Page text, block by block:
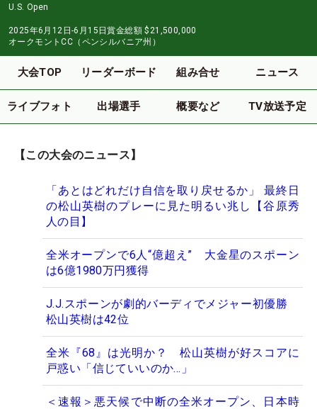
U.S. Open
2025年6月12日-6月15日賞金総額 $21,500,000
オークモントCC（ペンシルバニア州）
大会TOP リーダーボード 組み合せ ニュース
ライブフォト 出場選手 概要など TV放送予定
【この大会のニュース】
「あとはどれだけ自信を取り戻せるか」 最終日
の松山英樹のプレーに見た明るい兆し【谷原秀
人の目】
全米オープンで6人“億超え” 大金星のスポーン
は6億1980万円獲得
J.J.スポーンが劇的バーディでメジャー初優勝
松山英樹は42位
全米『68』は光明か？ 松山英樹が好スコアに
戸惑い「信じていいのか…」
＜速報＞悪天候で中断の全米オープン、日本時